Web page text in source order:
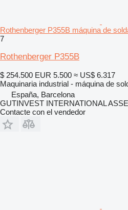
Rothenberger P355B máquina de
7
Rothenberger P355B
$ 254.500 EUR 5.500 ≈ US$ 6.317
Maquinaria industrial - máquina de
España, Barcelona
GUTINVEST INTERNATIONAL
Contacte con el vendedor